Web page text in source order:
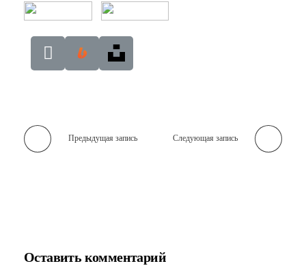
Предыдущая запись Следующая запись
Оставить комментарий